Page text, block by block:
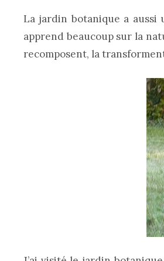
La jardin botanique a aussi
apprend beaucoup sur la
recomposent, la